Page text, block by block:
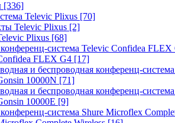
[336]
Televic Plixus [70]
Televic Plixus [2]
Plixus [68]
система Televic Confidea FLEX
FLEX G4 [17]
и беспроводная конференц-
10000N [71]
и беспроводная конференц-
10000E [9]
система Shure Microflex